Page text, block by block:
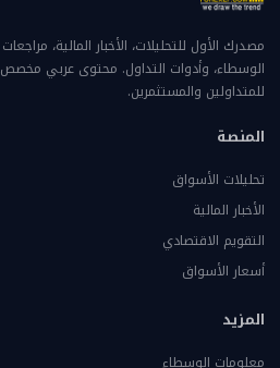
مصدرك الأول للتحليلات، الأخبار المالية، مراجعات
الوسطاء، وأدوات التداول. محتوى عربي مخصص
للمتداولين والمستثمرين.
المنصة
تحليلات الأسواق
الأخبار المالية
التقويم الاقتصادي
أسعار الأسواق
المزيد
معلومات الوسطاء